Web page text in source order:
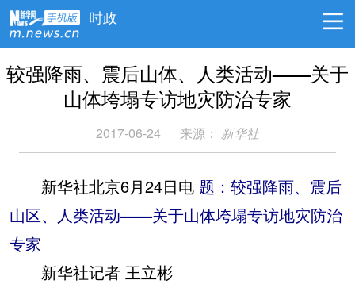
时政
较强降雨、震后山体、人类活动——关于
山体垮塌专访地灾防治专家
2017-06-24 来源： 新华社
新华社北京6月24日电 题：较强降雨、震后
山区、人类活动——关于山体垮塌专访地灾防治
专家
新华社记者 王立彬